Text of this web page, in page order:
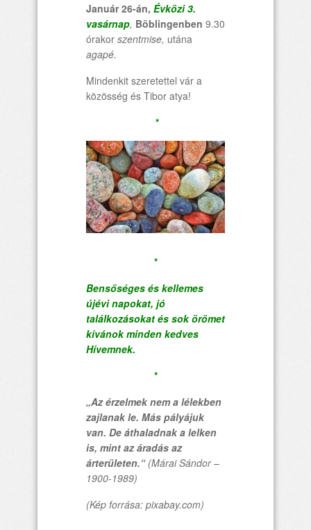
Január 26-án, Évközi 3.
vasárnap, Böblingenben 9.30
órakor szentmise, utána
agapé.
Mindenkit szeretettel vár a
közösség és Tibor atya!
*
*
Bensőséges és kellemes
újévi napokat, jó
találkozásokat és sok örömet
kívánok minden kedves
Hívemnek.
*
„Az érzelmek nem a lélekben
zajlanak le. Más pályájuk
van. De áthaladnak a lelken
is, mint az áradás az
árterületen.“ (Márai Sándor –
1900-1989)
(Kép forrása: pixabay.com)